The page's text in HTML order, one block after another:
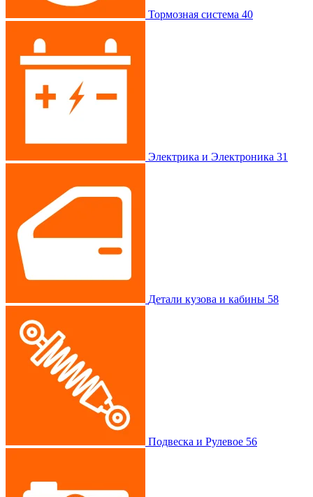
Тормозная система 40
Электрика и Электроника 31
Детали кузова и кабины 58
Подвеска и Рулевое 56